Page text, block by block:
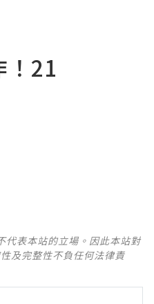
21
代表本站的立場。因此本站對
及完整性不負任何法律責